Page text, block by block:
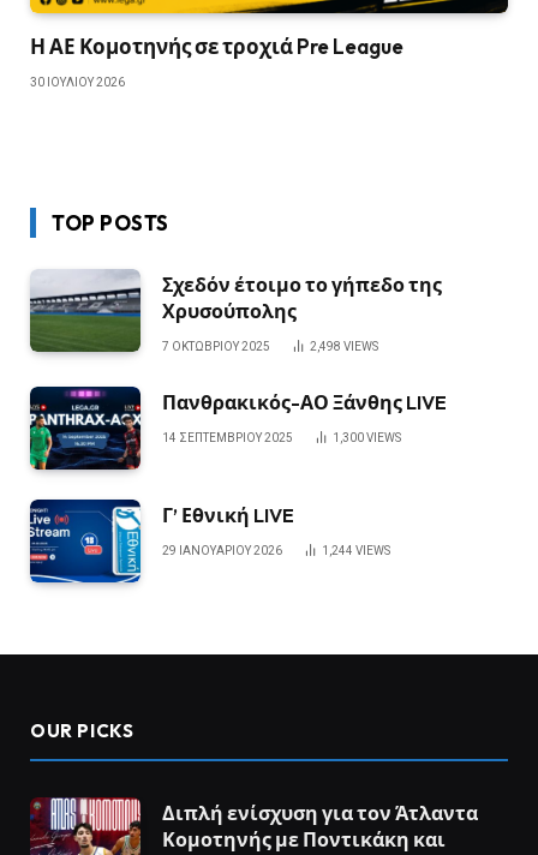
Η ΑΕ Κομοτηνής σε τροχιά Pre League
30 ΙΟΥΛΊΟΥ 2026
TOP POSTS
Σχεδόν έτοιμο το γήπεδο της
Χρυσούπολης
7 ΟΚΤΩΒΡΊΟΥ 2025 2,498 VIEWS
Πανθρακικός-ΑΟ Ξάνθης LIVE
14 ΣΕΠΤΕΜΒΡΊΟΥ 2025 1,300VIEWS
Γ’ Εθνική LIVE
29 ΙΑΝΟΥΑΡΊΟΥ 2026 1,244 VIEWS
OUR PICKS
Διπλή ενίσχυση για τον Άτλαντα
Κομοτηνής με Ποντικάκη και